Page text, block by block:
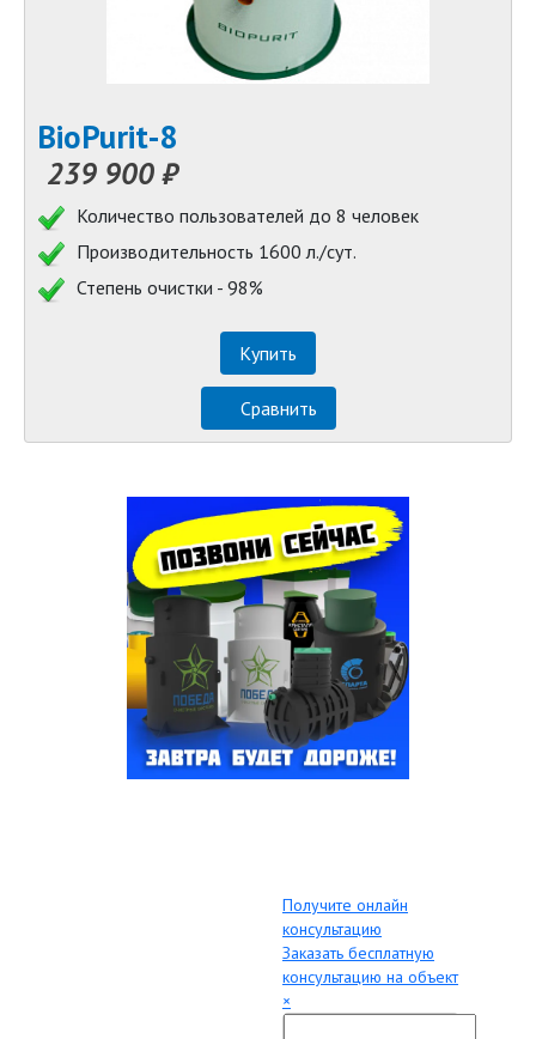
BioPurit-8
239 900 ₽
Количество пользователей до 8 человек
Производительность 1600 л./сут.
Степень очистки - 98%
Купить
Сравнить
Получите онлайн
консультацию
Заказать бесплатную
консультацию на объект
×